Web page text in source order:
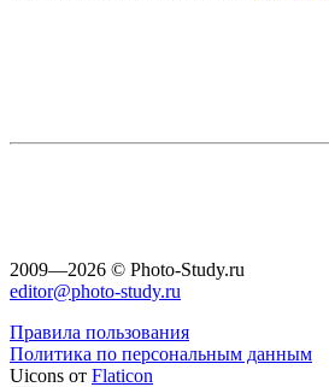
2009—2026 © Photo-Study.ru
editor@photo-study.ru
Правила пользования
Политика по персональным данным
Uicons от Flaticon